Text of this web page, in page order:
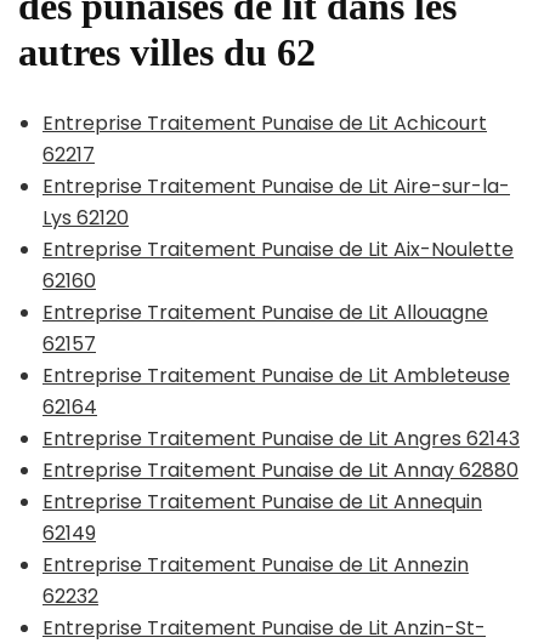
autres villes du 62
Entreprise Traitement Punaise de Lit Achicourt
62217
Entreprise Traitement Punaise de Lit Aire-sur-la-
Lys 62120
Entreprise Traitement Punaise de Lit Aix-Noulette
62160
Entreprise Traitement Punaise de Lit Allouagne
62157
Entreprise Traitement Punaise de Lit Ambleteuse
62164
Entreprise Traitement Punaise de Lit Angres 62143
Entreprise Traitement Punaise de Lit Annay 62880
Entreprise Traitement Punaise de Lit Annequin
62149
Entreprise Traitement Punaise de Lit Annezin
62232
Entreprise Traitement Punaise de Lit Anzin-St-